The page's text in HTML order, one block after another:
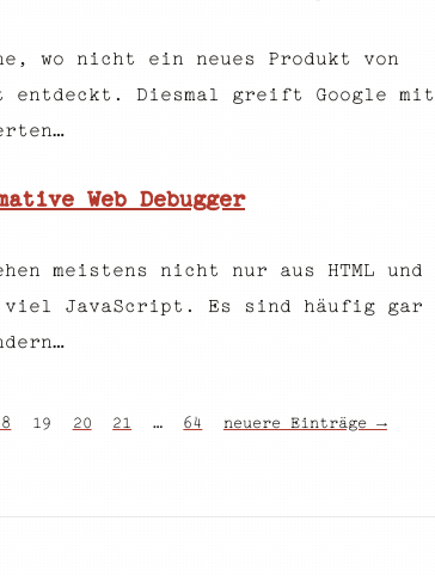
wo nicht ein neues Produkt von
entdeckt. Diesmal greift Google mit
Web Debugger
meistens nicht nur aus HTML und
viel JavaScript. Es sind häufig gar
19 20 21 … 64 neuere Einträge →